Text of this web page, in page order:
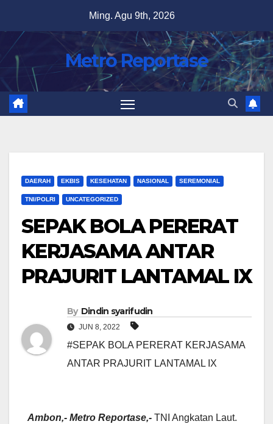
content
Ming. Agu 9th, 2026
Metro Reportase
DAERAH EKBIS KESEHATAN NASIONAL SEREMONIAL
TNI/POLRI UNCATEGORIZED
SEPAK BOLA PERERAT
KERJASAMA ANTAR
PRAJURIT LANTAMAL IX
By Dindin syarifudin
JUN 8, 2022
#SEPAK BOLA PERERAT KERJASAMA
ANTAR PRAJURIT LANTAMAL IX
Ambon,- Metro Reportase,- TNI Angkatan Laut.